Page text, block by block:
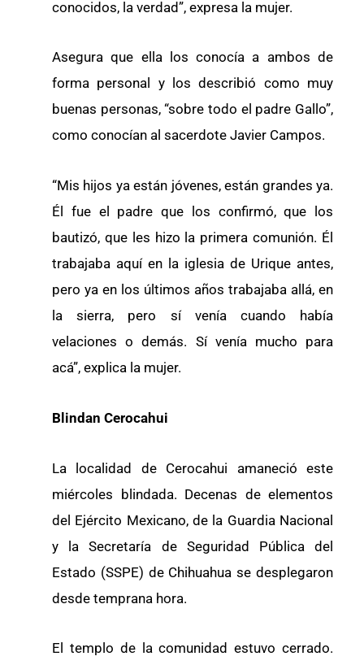
conocidos, la verdad”, expresa la mujer.
Asegura que ella los conocía a ambos de
forma personal y los describió como muy
buenas personas, “sobre todo el padre Gallo”,
como conocían al sacerdote Javier Campos.
“Mis hijos ya están jóvenes, están grandes ya.
Él fue el padre que los confirmó, que los
bautizó, que les hizo la primera comunión. Él
trabajaba aquí en la iglesia de Urique antes,
pero ya en los últimos años trabajaba allá, en
la sierra, pero sí venía cuando había
velaciones o demás. Sí venía mucho para
acá”, explica la mujer.
Blindan Cerocahui
La localidad de Cerocahui amaneció este
miércoles blindada. Decenas de elementos
del Ejército Mexicano, de la Guardia Nacional
y la Secretaría de Seguridad Pública del
Estado (SSPE) de Chihuahua se desplegaron
desde temprana hora.
El templo de la comunidad estuvo cerrado.